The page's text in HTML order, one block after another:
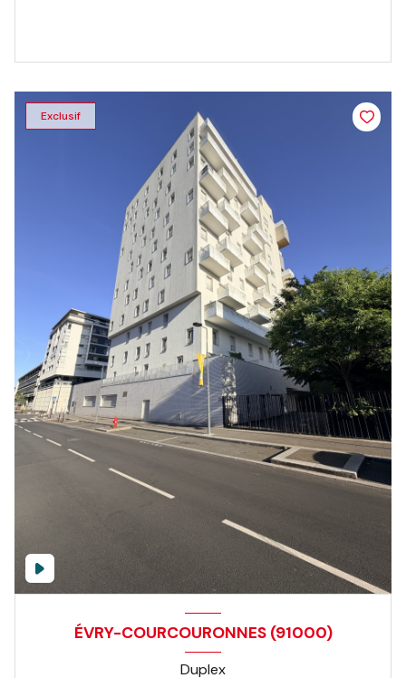
Exclusif
ÉVRY-COURCOURONNES (91000)
Duplex